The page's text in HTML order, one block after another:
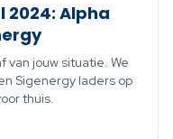
2024: Alpha
van jouw situatie. We
Sigenergy laders op
thuis.